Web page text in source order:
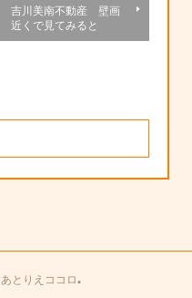
吉川美南不動産 壁画
近くで見てみると
あとりえココロ.